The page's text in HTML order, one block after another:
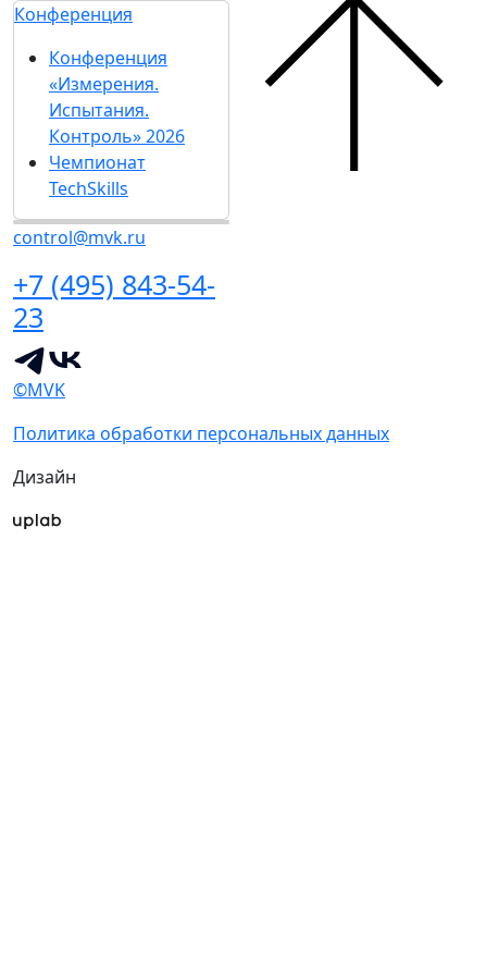
Конференция
Конференция
«Измерения.
Испытания.
Контроль» 2026
Чемпионат
TechSkills
control@mvk.ru
+7 (495) 843-54-
23
©MVK
Политика обработки персональных данных
Дизайн